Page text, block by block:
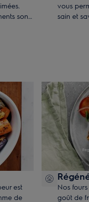
sont
vous
sain et
est
de
Nos
goût de